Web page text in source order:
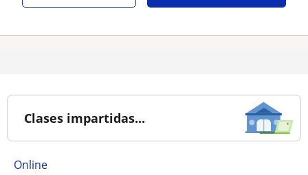
Clases impartidas...
online